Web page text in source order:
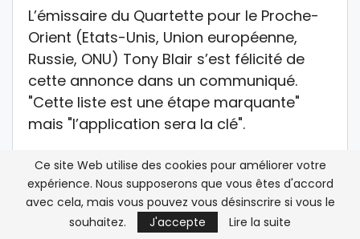
L’émissaire du Quartette pour le Proche-
Orient (Etats-Unis, Union européenne,
Russie, ONU) Tony Blair s’est félicité de
cette annonce dans un communiqué.
"Cette liste est une étape marquante"
mais "l’application sera la clé".
"Des milliers de produits qui n’étaient pas
disponibles par les canaux légaux
devraient à présent entrer. Cela créera un
contrepoids à l’économie des tunnels, qui
Ce site Web utilise des cookies pour améliorer votre
expérience. Nous supposerons que vous êtes d'accord
avec cela, mais vous pouvez vous désinscrire si vous le
souhaitez.
J'accepte Lire la suite